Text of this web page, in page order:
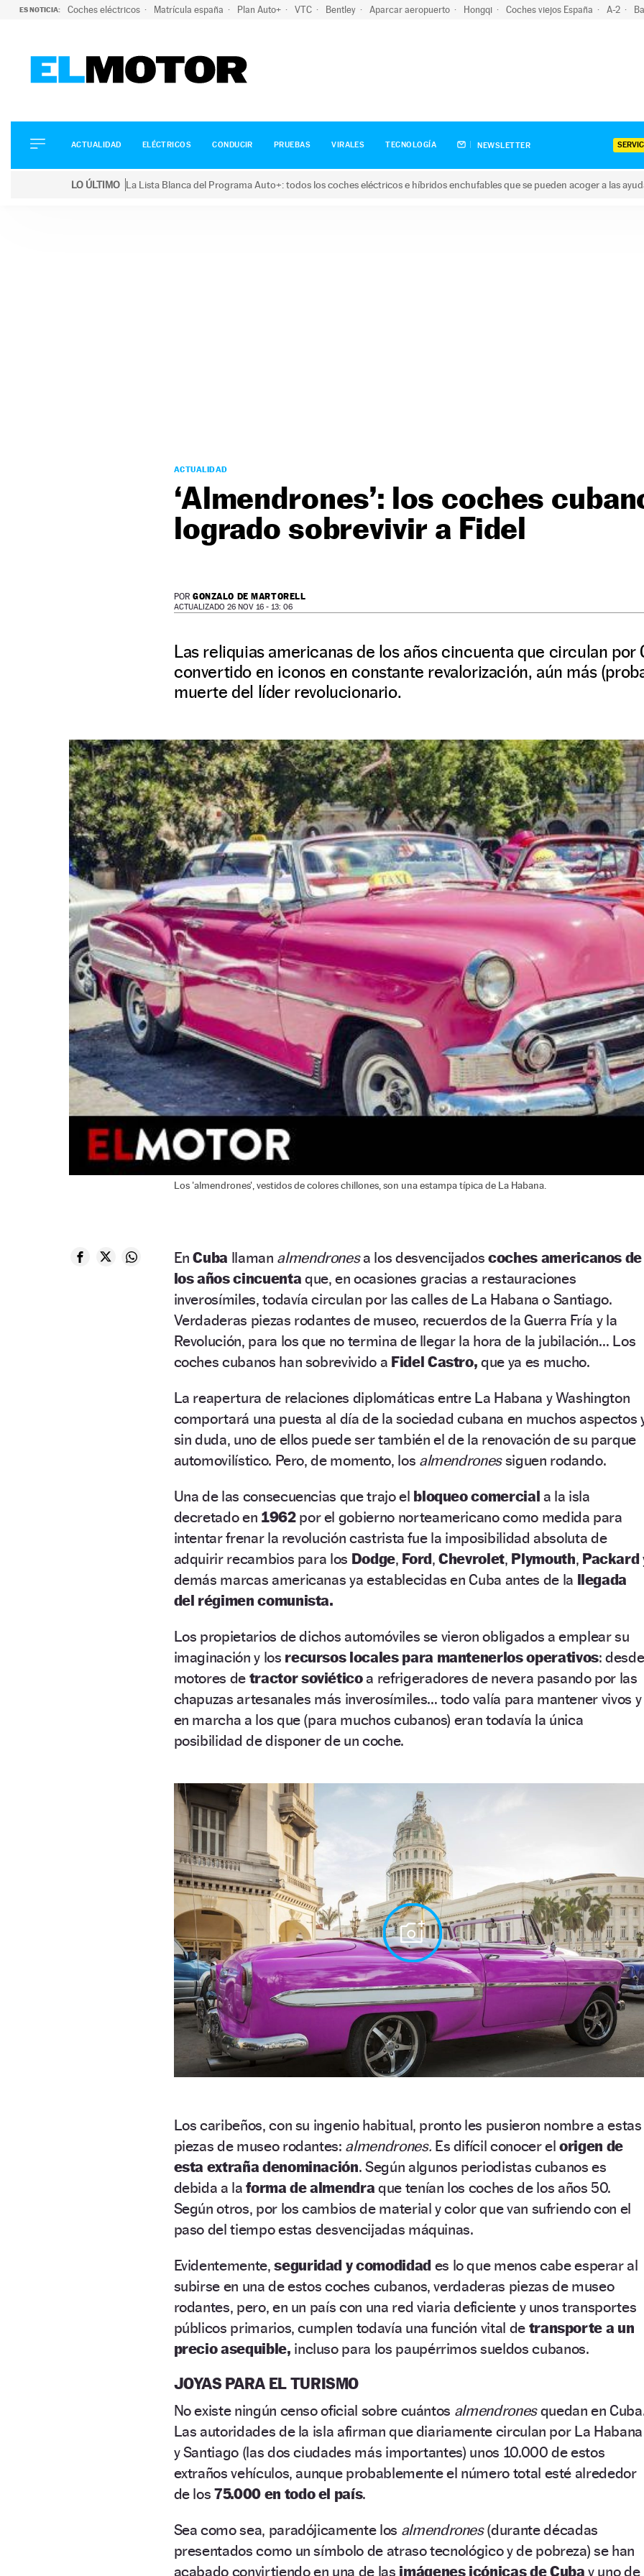
ES NOTICIA: Coches eléctricos Matrícula españa Plan Auto+ VTC Bentley Aparcar aeropuerto Hongqi Coches viejos España A-2
ELÉCTRICOS
CONDUCIR
ACTUALIDAD ELÉCTRICOS CONDUCIR PRUEBAS VIRALES TECNOLOGÍA NEWSLETTER
LO ÚLTIMO La Lista Blanca del Programa Auto+: todos los coches eléctricos e híbridos enchufables que se pueden acoger a las
ACTUALIDAD
‘Almendrones’: los coches
logrado sobrevivir a Fidel
POR GONZALO DE MARTORELL
ACTUALIZADO 26 NOV 16 - 13: 06
Las reliquias americanas de los años cincuenta que circulan por
convertido en iconos en constante revalorización, aún más
muerte del líder revolucionario.
Los 'almendrones', vestidos de colores chillones, son una estampa típica de La Habana.
EnCuba llaman almendronesa los desvencijadoscoches americanos de
los años cincuenta que, en ocasiones gracias a restauraciones
inverosímiles, todavía circulan por las calles de La Habana o Santiago.
Verdaderas piezas rodantes de museo, recuerdos de la Guerra Fría y la
Revolución, para los que no termina de llegar la hora de la jubilación… Los
coches cubanos han sobrevivido a Fidel Castro, que ya es mucho.
La reapertura de relaciones diplomáticas entre La Habana y Washington
comportará una puesta al día de la sociedad cubana en muchos aspectos
sin duda, uno de ellos puede ser también el de la renovación de su parque
automovilístico. Pero, de momento, los almendronessiguen rodando.
Una de las consecuencias que trajo el bloqueo comercial a la isla
decretado en 1962por el gobierno norteamericano como medida para
intentar frenar la revolución castrista fue la imposibilidad absoluta de
adquirir recambios para los Dodge, Ford,Chevrolet, Plymouth, Packard
demás marcas americanas ya establecidas en Cuba antes de la llegada
del régimen comunista.
Los propietarios de dichos automóviles se vieron obligados a emplear su
imaginación y los recursos locales para mantenerlos operativos: desde
motores de tractor soviéticoa refrigeradores de nevera pasando por las
chapuzas artesanales más inverosímiles… todo valía para mantener vivos y
en marcha a los que (para muchos cubanos) eran todavía la única
posibilidad de disponer de un coche.
Los caribeños, con su ingenio habitual, pronto les pusieron nombre a estas
piezas de museo rodantes: almendrones. Es difícil conocer elorigen de
esta extraña denominación. Según algunos periodistas cubanos es
debida a laforma de almendra que tenían los coches de los años 50.
Según otros, por los cambios de material y color que van sufriendo con el
paso del tiempo estas desvencijadas máquinas.
Evidentemente,seguridad y comodidades lo que menos cabe esperar al
subirse en una de estos coches cubanos, verdaderas piezas de museo
rodantes, pero, en un país con una red viaria deficiente y unos transportes
públicos primarios, cumplen todavía una función vital de transporte a un
precio asequible, incluso para los paupérrimos sueldos cubanos.
JOYAS PARA EL TURISMO
No existe ningún censo oficial sobre cuántos almendronesquedan en
Las autoridades de la isla afirman que diariamente circulan por La Habana
y Santiago (las dos ciudades más importantes) unos 10.000 de estos
extraños vehículos, aunque probablemente el número total esté alrededor
de los75.000 en todo el país.
Sea como sea, paradójicamente los almendrones(durante décadas
presentados como un símbolo de atraso tecnológico y de pobreza) se han
acabado convirtiendo en una de las imágenes icónicas de Cuba y uno de